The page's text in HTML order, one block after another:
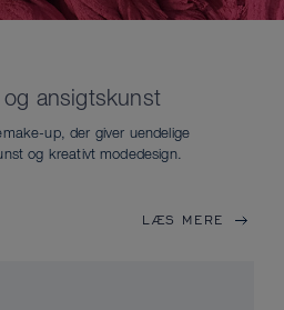
ansigtskunst
up, der giver uendelige
og kreativt modedesign.
LÆS MERE